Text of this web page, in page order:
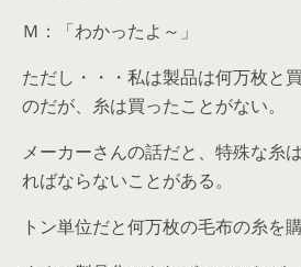
Ｍ：「わかったよ～」
ただし・・・私は製品は何万枚と
のだが、糸は買ったことがない。
メーカーさんの話だと、特殊な糸
ればならないことがある。
トン単位だと何万枚の毛布の糸を